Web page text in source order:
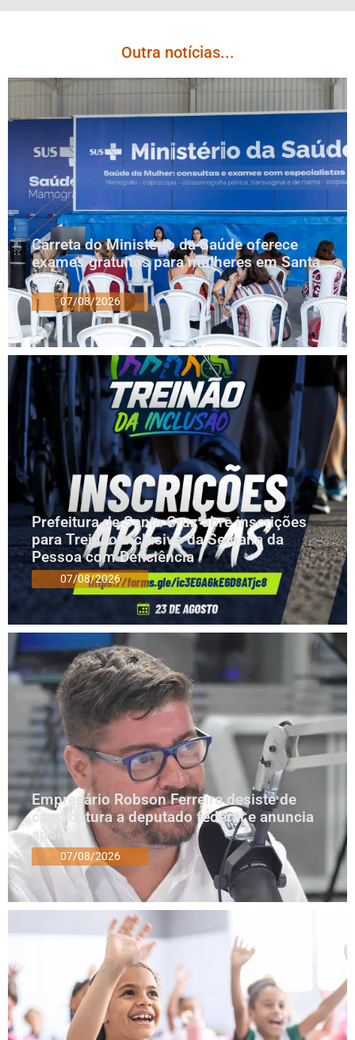
Outra notícias...
Carreta do Ministério da Saúde oferece
exames gratuitos para mulheres em Santa
Cruz
07/08/2026
Prefeitura de Santa Cruz abre inscrições
para Treinão Inclusivo da Semana da
Pessoa com Deficiência
07/08/2026
Empresário Robson Ferreira desiste de
candidatura a deputado federal e anuncia
apoios
07/08/2026